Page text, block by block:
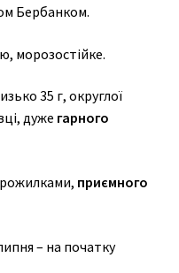
Бербанком.
морозостійке.
35 г, округлої
дуже гарного
приємного
– на початку